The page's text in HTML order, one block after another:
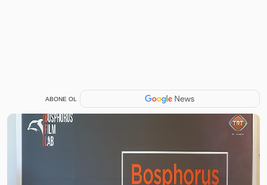
ABONE OL